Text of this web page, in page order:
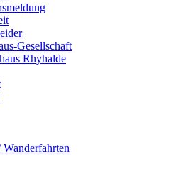
Gesellschaft
Rhyhalde
Wanderfahrten